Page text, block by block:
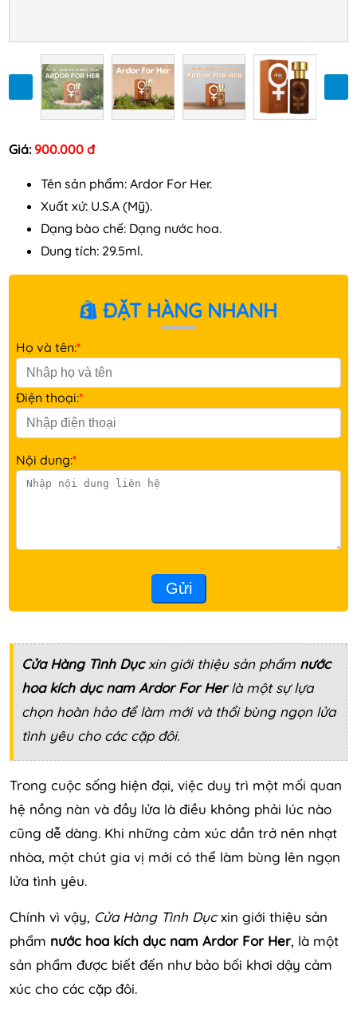
Giá: 900.000 đ
Tên sản phẩm: Ardor For Her.
Xuất xứ: U.S.A (Mỹ).
Dạng bào chế: Dạng nước hoa.
Dung tích: 29.5ml.
ĐẶT HÀNG NHANH
Họ và tên:*
Điện thoại:*
Nội dung:*
Gửi
Cửa Hàng Tình Dụcxin giới thiệu sản phẩm nước
hoa kích dục nam Ardor For Herlà một sự lựa
chọn hoàn hảo để làm mới và thổi bùng ngọn lửa
tình yêu cho các cặp đôi.
Trong cuộc sống hiện đại, việc duy trì một mối quan
hệ nồng nàn và đầy lửa là điều không phải lúc nào
cũng dễ dàng. Khi những cảm xúc dần trở nên nhạt
nhòa, một chút gia vị mới có thể làm bùng lên ngọn
lửa tình yêu.
Chính vì vậy, Cửa Hàng Tình Dụcxin giới thiệu sản
phẩm nước hoa kích dục nam Ardor For Her, là một
sản phẩm được biết đến như bảo bối khơi dậy cảm
xúc cho các cặp đôi.